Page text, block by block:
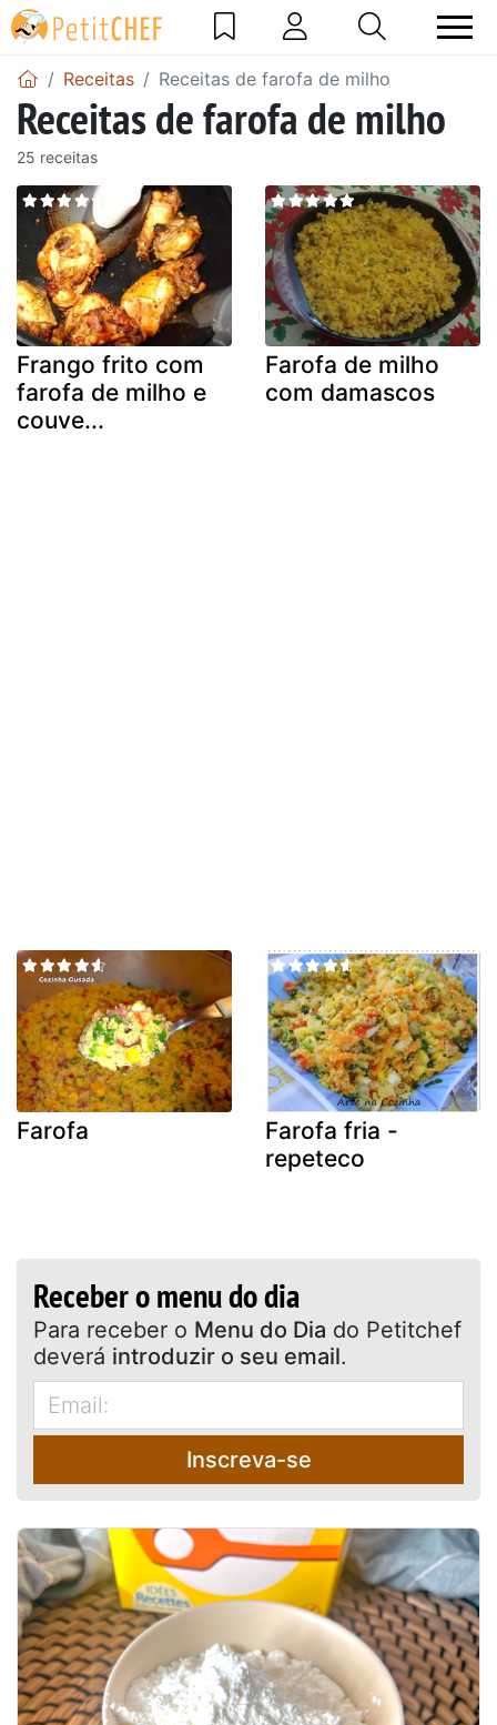
Receitas Receitas de farofa de milho
Receitas de farofa de milho
25 receitas
Frango frito com
farofa de milho e
couve...
Farofa de milho
com damascos
Farofa
Farofa fria -
repeteco
Receber o menu do dia
Para receber o Menu do Dia do Petitchef
deverá introduzir o seu email.
Inscreva-se